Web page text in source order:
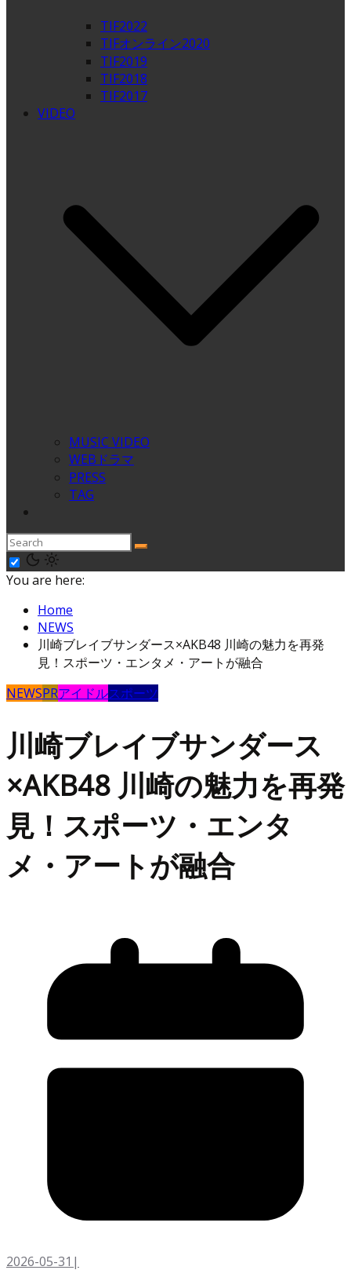
TIF2022
TIFオンライン2020
TIF2019
TIF2018
TIF2017
VIDEO
MUSIC VIDEO
WEBドラマ
PRESS
TAG
You are here:
Home
NEWS
川崎ブレイブサンダース×AKB48 川崎の魅力を再発
見！スポーツ・エンタメ・アートが融合
NEWSPRアイドルスポーツ
川崎ブレイブサンダース
×AKB48 川崎の魅力を再発
見！スポーツ・エンタ
メ・アートが融合
2026-05-31 |